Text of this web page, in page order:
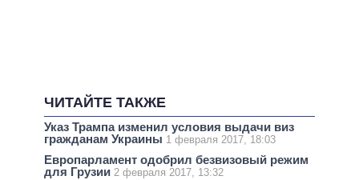
ЧИТАЙТЕ ТАКЖЕ
Указ Трампа изменил условия выдачи виз
гражданам Украины 1 февраля 2017, 18:03
Европарламент одобрил безвизовый режим
для Грузии 2 февраля 2017, 13:32